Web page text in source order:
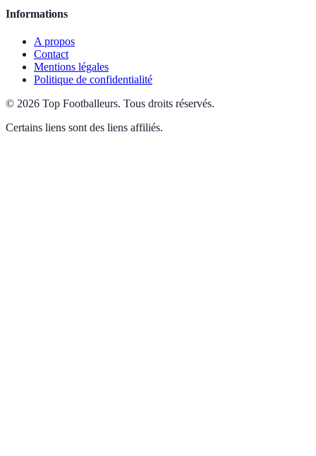
Informations
A propos
Contact
Mentions légales
Politique de confidentialité
© 2026 Top Footballeurs. Tous droits réservés.
Certains liens sont des liens affiliés.